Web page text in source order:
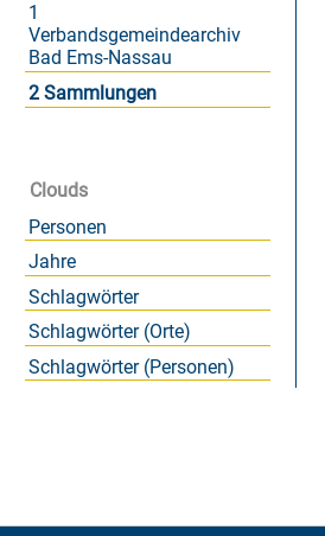
1
Verbandsgemeindearchiv
Bad Ems-Nassau
2 Sammlungen
Clouds
Personen
Jahre
Schlagwörter
Schlagwörter (Orte)
Schlagwörter (Personen)